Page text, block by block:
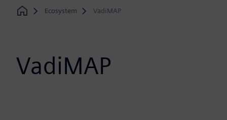
Home
Ecosystem VadiMAP
VadiMAP